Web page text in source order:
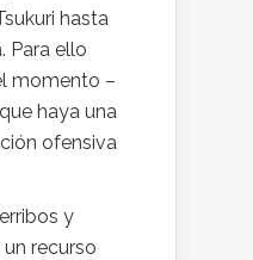
hasta
Para ello
momento –
haya una
ofensiva
y
recurso